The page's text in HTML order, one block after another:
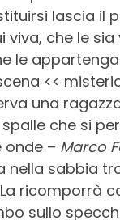
lascia il
viva, che le sia
le
<<
una
che si
– Marco
nella sabbia
ricomporrà
sullo